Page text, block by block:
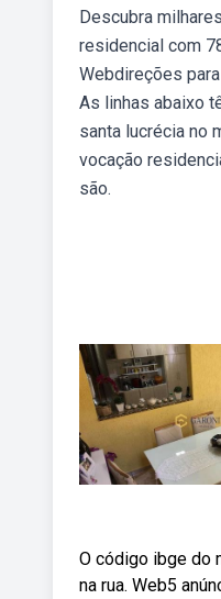
Descubra
residencial com
Webdireções
As linhas abaixo
santa lucrécia no
vocação
são.
O código ibge do
na rua. Web5